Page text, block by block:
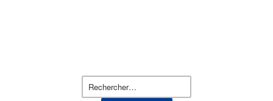
Rechercher :